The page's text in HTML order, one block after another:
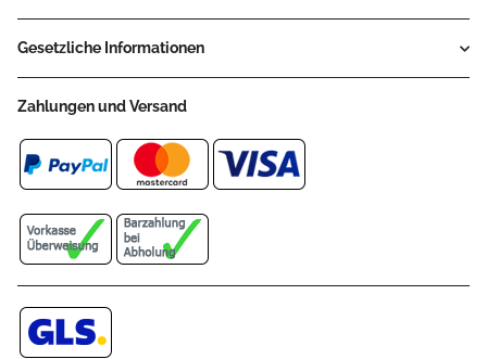
Gesetzliche Informationen
Zahlungen und Versand